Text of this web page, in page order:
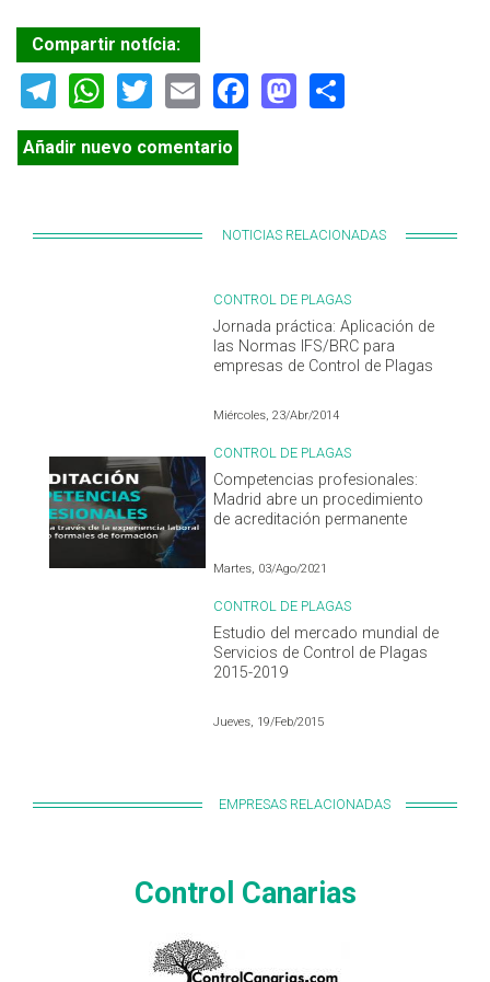
Compartir notícia:
Telegram
WhatsApp
TwitterEmailFacebook
Mastodon
Añadir nuevo comentario
NOTICIAS RELACIONADAS
CONTROL DE PLAGAS
Jornada práctica: Aplicación de
las Normas IFS/BRC para
empresas de Control de Plagas
Miércoles, 23/Abr/2014
CONTROL DE PLAGAS
Competencias profesionales:
Madrid abre un procedimiento
de acreditación permanente
Martes, 03/Ago/2021
CONTROL DE PLAGAS
Estudio del mercado mundial de
Servicios de Control de Plagas
2015-2019
Jueves, 19/Feb/2015
EMPRESAS RELACIONADAS
Control Canarias